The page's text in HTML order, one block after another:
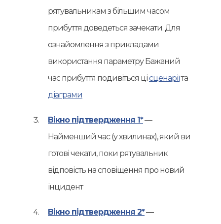
рятувальникам з більшим часом
прибуття доведеться зачекати. Для
ознайомлення з прикладами
використання параметру Бажаний
час прибуття подивіться цісценаріїта
діаграми
Вікно підтвердження 1*—
Найменший час (у хвилинах), який ви
готові чекати, поки рятувальник
відповість на сповіщення про новий
інцидент
Вікно підтвердження 2*—